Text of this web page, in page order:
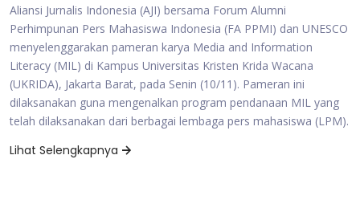
Aliansi Jurnalis Indonesia (AJI) bersama Forum Alumni
Perhimpunan Pers Mahasiswa Indonesia (FA PPMI) dan UNESCO
menyelenggarakan pameran karya Media and Information
Literacy (MIL) di Kampus Universitas Kristen Krida Wacana
(UKRIDA), Jakarta Barat, pada Senin (10/11). Pameran ini
dilaksanakan guna mengenalkan program pendanaan MIL yang
telah dilaksanakan dari berbagai lembaga pers mahasiswa (LPM).
Lihat Selengkapnya